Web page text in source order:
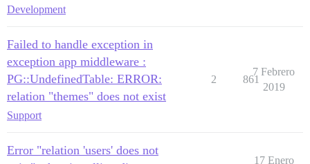
Development
Failed to handle exception in
exception app middleware :
PG::UndefinedTable: ERROR:
relation "themes" does not exist
Support
2 861
7 Febrero
2019
Error "relation 'users' does not
17 Enero